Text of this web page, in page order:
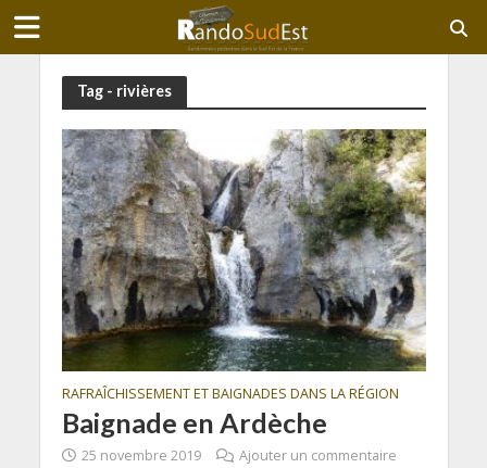
Tag - rivières
RAFRAÎCHISSEMENT ET BAIGNADES DANS LA RÉGION
Baignade en Ardèche
25 novembre 2019 Ajouter un commentaire